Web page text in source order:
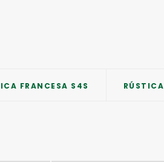
FRANCESA S4S RÚSTICA